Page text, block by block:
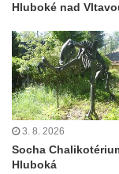
Socha
Sochy Ležící
Sochy Ptáci v
Socha
Socha Panter v
Hluboké nad
3. 8. 2026
Socha
Hluboká